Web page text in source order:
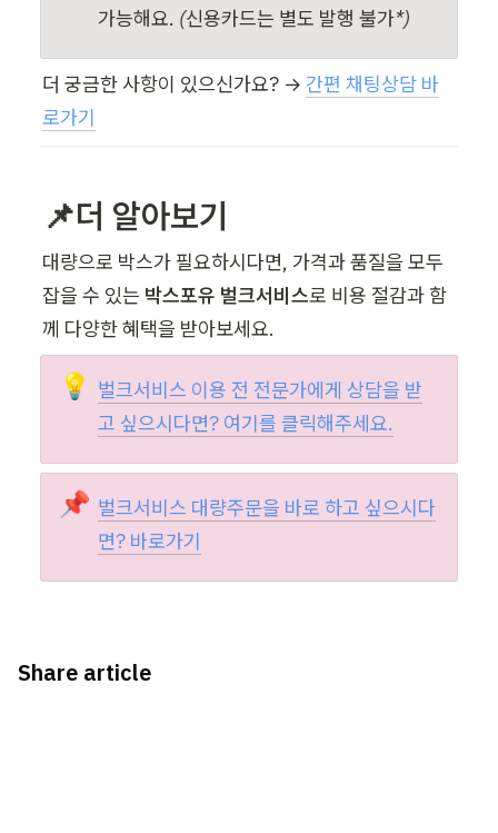
가능해요. (신용카드는 별도 발행 불가*)
더 궁금한 사항이 있으신가요? → 간편 채팅상담 바
로가기
📌더 알아보기
대량으로 박스가 필요하시다면, 가격과 품질을 모두
잡을 수 있는 박스포유 벌크서비스로 비용 절감과 함
께 다양한 혜택을 받아보세요.
💡 벌크서비스 이용 전 전문가에게 상담을 받
고 싶으시다면? 여기를 클릭해주세요.
📌 벌크서비스 대량주문을 바로 하고 싶으시다
면? 바로가기
Share article